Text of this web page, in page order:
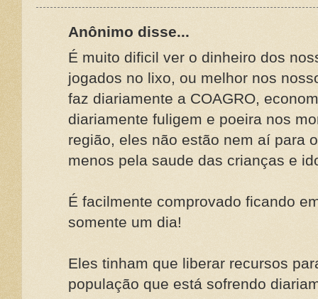
Anônimo disse...
É muito dificil ver o dinheiro dos
jogados no lixo, ou melhor nos
faz diariamente a COAGRO,
diariamente fuligem e poeira nos
região, eles não estão nem aí para
menos pela saude das crianças e
É facilmente comprovado ficando
somente um dia!
Eles tinham que liberar recursos
população que está sofrendo